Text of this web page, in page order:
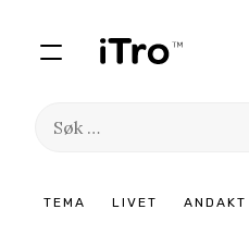
TEMA LIVET ANDAKT
Søk